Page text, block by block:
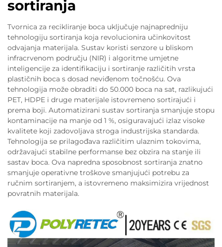
sortiranja
Tvornica za recikliranje boca uključuje najnapredniju
tehnologiju sortiranja koja revolucionira učinkovitost
odvajanja materijala. Sustav koristi senzore u bliskom
infracrvenom području (NIR) i algoritme umjetne
inteligencije za identifikaciju i sortiranje različitih vrsta
plastičnih boca s dosad neviđenom točnošću. Ova
tehnologija može obraditi do 50.000 boca na sat, razlikujući
PET, HDPE i druge materijale istovremeno sortirajući i
prema boji. Automatizirani sustav sortiranja smanjuje stopu
kontaminacije na manje od 1 %, osiguravajući izlaz visoke
kvalitete koji zadovoljava stroga industrijska standarda.
Tehnologija se prilagođava različitim ulaznim tokovima,
održavajući stabilne performanse bez obzira na stanje ili
sastav boca. Ova napredna sposobnost sortiranja znatno
smanjuje operativne troškove smanjujući potrebu za
ručnim sortiranjem, a istovremeno maksimizira vrijednost
povratnih materijala.